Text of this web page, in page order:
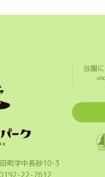
町字中長砂10-3
22-7612
当園
グ
ル